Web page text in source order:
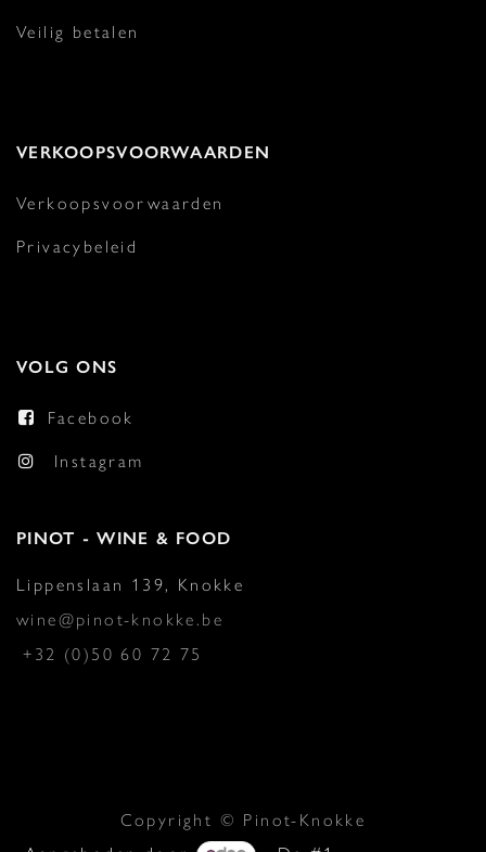
Veilig betalen
VERKOOPSVOORWAARDEN
Verkoopsvoorwaarden
Privacybeleid
VOLG ONS
Facebook
Instagram
PINOT - WINE & FOOD
Lippenslaan 139, Knokke
wine@pinot-knokke.be
+32 (0)50 60 72 75
Copyright © Pinot-Knokke